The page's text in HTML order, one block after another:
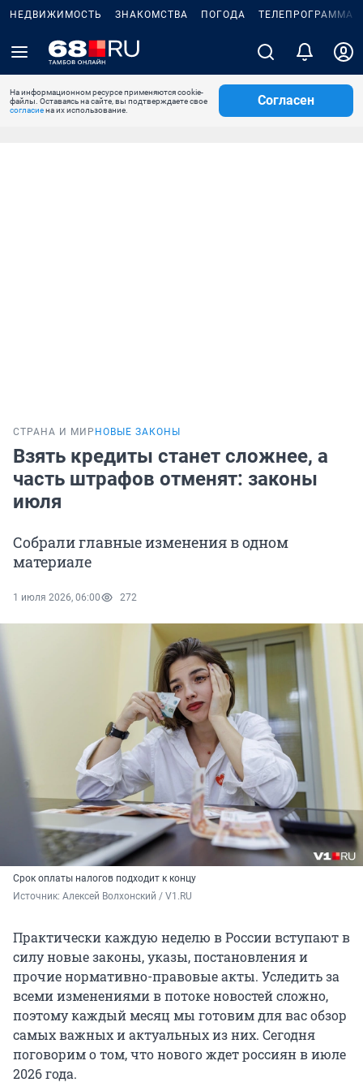
НЕДВИЖИМОСТЬ ЗНАКОМСТВА ПОГОДА ТЕЛЕПРОГРАММА
На информационном ресурсе применяются cookie-
файлы. Оставаясь на сайте, вы подтверждаете свое
согласиена их использование.
Согласен
СТРАНА И МИР НОВЫЕ ЗАКОНЫ
Взять кредиты станет сложнее, а
часть штрафов отменят: законы
июля
Собрали главные изменения в одном
материале
1 июля 2026, 06:00 272
Срок оплаты налогов подходит к концу
Источник: Алексей Волхонский / V1.RU
Практически каждую неделю в России вступают в
силу новые законы, указы, постановления и
прочие нормативно-правовые акты. Уследить за
всеми изменениями в потоке новостей сложно,
поэтому каждый месяц мы готовим для вас обзор
самых важных и актуальных из них. Сегодня
поговорим о том, что нового ждет россиян в июле
2026 года.